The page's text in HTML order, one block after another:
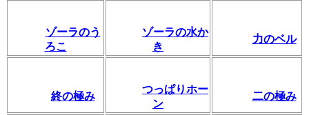
ゾーラのう
ろこ
ゾーラの水か
き
力のベル
終の極み
つっぱりホー
ン
二の極み